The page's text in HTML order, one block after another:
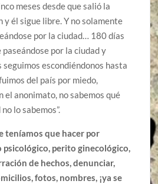
meses desde que salió la
y él sigue libre. Y no solamente
por la ciudad… 180 días
paseándose por la ciudad y
escondiéndonos hasta
del país por miedo,
el anonimato, no sabemos qué
lo sabemos”.
teníamos que hacer por
perito ginecológico,
de hechos, denunciar,
fotos, nombres, ¡ya se